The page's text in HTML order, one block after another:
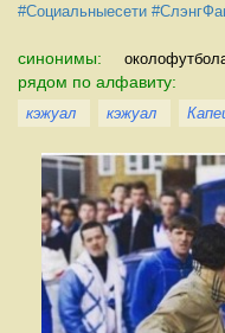
#Социальныесети
синонимы:
рядом по алфавиту:
кэжуал кэжуал